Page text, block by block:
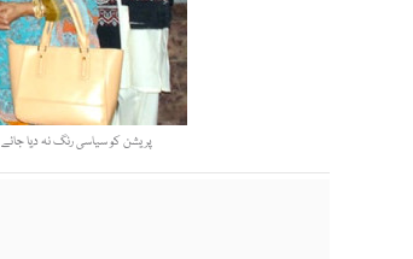
پریشن کو سیاسی رنگ نہ دیا جائے